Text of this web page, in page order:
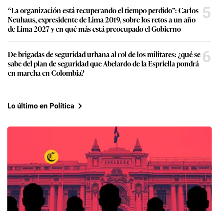
“La organización está recuperando el tiempo perdido”: Carlos
Neuhaus, expresidente de Lima 2019, sobre los retos a un año
de Lima 2027 y en qué más está preocupado el Gobierno
5
De brigadas de seguridad urbana al rol de los militares: ¿qué se
sabe del plan de seguridad que Abelardo de la Espriella pondrá
en marcha en Colombia?
6
Lo último en Política